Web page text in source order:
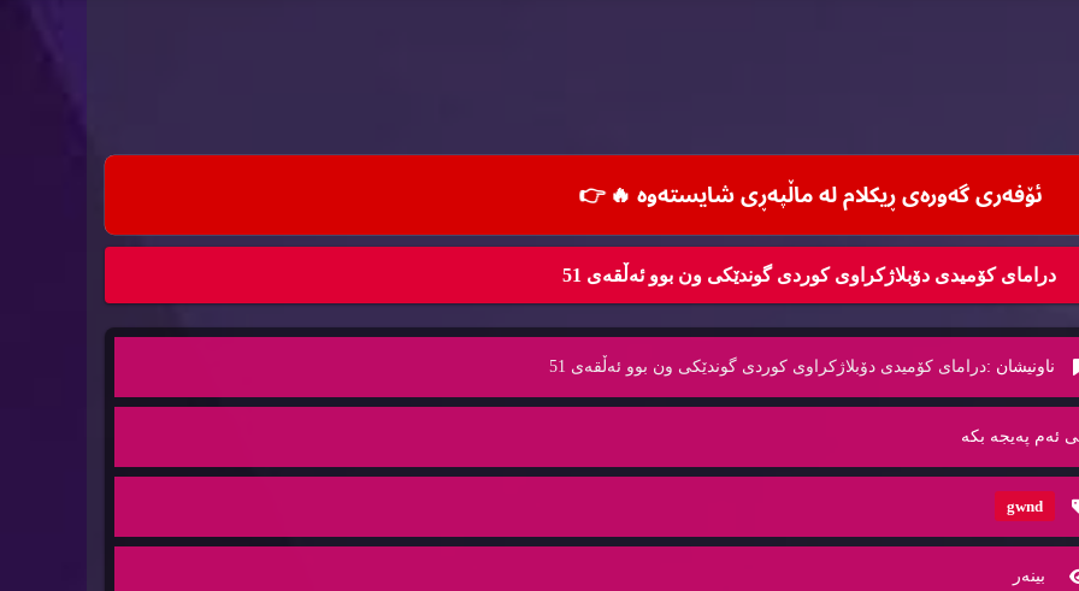
ئۆفه‌ری گه‌وره‌ی ڕیكلام له‌ ماڵپه‌ڕی شایسته‌وه‌ 🔥👉
درامای کۆمیدی دۆبلاژکراوی کوردی گوندێکی ون بوو ئەڵقەی 51
ناونیشان :درامای کۆمیدی دۆبلاژکراوی کوردی گوندێکی ون بوو ئەڵقەی 51
ئه‌م په‌یجه‌ بكه‌
gwnd
بینه‌ر